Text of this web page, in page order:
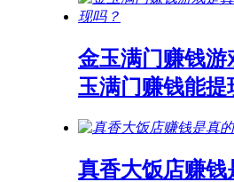
金玉满门赚钱
玉满门赚钱能提
真香大饭店赚钱